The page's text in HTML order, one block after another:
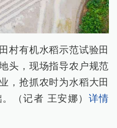
村有机水稻示范试验田
头，现场指导农户规范
，抢抓农时为水稻大田
（记者 王安娜） 详情